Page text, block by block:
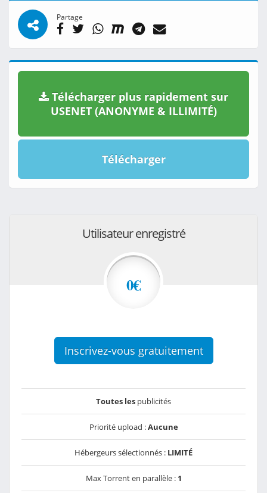
Partage
Télécharger plus rapidement sur
USENET (ANONYME & ILLIMITÉ)
Télécharger
Utilisateur enregistré
0€
Inscrivez-vous gratuitement
Toutes les publicités
Priorité upload :Aucune
Hébergeurs sélectionnés : LIMITÉ
Max Torrent en parallèle : 1